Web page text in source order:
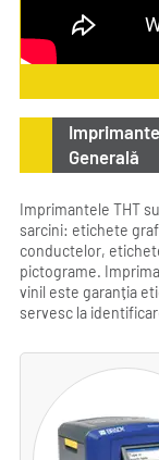
Generală
Imprimantele THT
sarcini: etichete
conductelor,
pictograme.
vinil este garanția
servesc la